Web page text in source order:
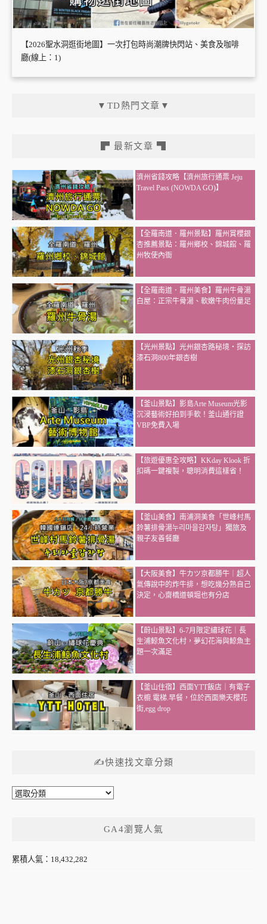
【2026聖水洞逛街地圖】一次打包時尚潮牌快閃站、美食及咖啡
廳(線上：1)
▼TD熱門文章▼
▛ 最新文章 ▜
濟州省錢攻略【濟州旅行通票 Jeju
Travel Pass (NOWDA GO)】
【全羅南道．羅州景點】羅州賞櫻銀
杏推薦景點：羅州鄉校、錦城館、羅
州牧使內衙
【全羅南道．羅州美食】羅州牛骨湯
白屋：正宗牛骨湯、軟嫩牛肉份量足
【光州景點】光州銀杏路秘境・探訪
漆石洞800年銀杏樹
【釜山景點】影島Arte Museum光影
沉浸藝術好拍到手軟！釜山通行證
VBP免費入場
【旅遊優惠全攻略】KKday Klook 折
扣碼一鍵複製，聰明消費這樣省！
【釜山美食】南浦洞美食「世峰村馬
鈴薯排骨湯누리마을감자탕」獨旅及
親子友善餐廳
【大阪美食】牛カツ京都勝牛｜超人
氣傳說中的炸牛排，想吃幾分熟自己
決定，心齋橋道頓堀也有分店
【蔚山景點】6-7月限定繡球花｜長
生浦鯨魚文化村，夢幻花海與鯨魚主
題一次滿足
【釜山住宿】西面YTT飯店｜有電子
衣櫥.電梯.早餐，位於西面樂天櫻花
街,egg drop
✍快速找文章分類
✍
章
GA4瀏覽人氣
累積人氣：18,432,282